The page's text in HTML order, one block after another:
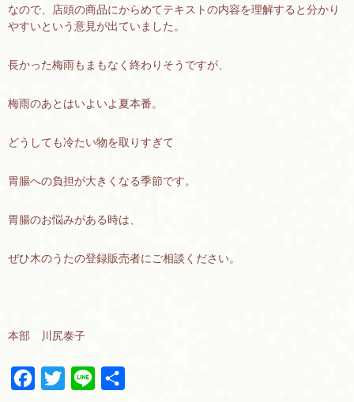
なので、店頭の商品にからめてテキストの内容を理解すると分かり
やすいという意見が出ていました。
長かった梅雨もまもなく終わりそうですが、
梅雨のあとはいよいよ夏本番。
どうしても冷たい物を取りすぎて
胃腸への負担が大きくなる季節です。
胃腸のお悩みがある時は、
ぜひ木のうたの登録販売者にご相談ください。
本部 川尻泰子
w